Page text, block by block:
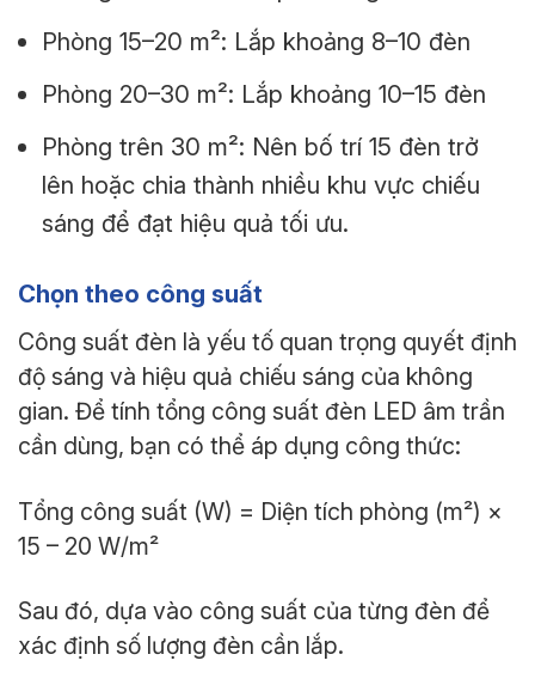
Phòng 15–20 m²: Lắp khoảng 8–10 đèn
Phòng 20–30 m²: Lắp khoảng 10–15 đèn
Phòng trên 30 m²: Nên bố trí 15 đèn trở
lên hoặc chia thành nhiều khu vực chiếu
sáng để đạt hiệu quả tối ưu.
Chọn theo công suất
Công suất đèn là yếu tố quan trọng quyết định
độ sáng và hiệu quả chiếu sáng của không
gian. Để tính tổng công suất đèn LED âm trần
cần dùng, bạn có thể áp dụng công thức:
Tổng công suất (W) = Diện tích phòng (m²) ×
15 – 20 W/m²
Sau đó, dựa vào công suất của từng đèn để
xác định số lượng đèn cần lắp.